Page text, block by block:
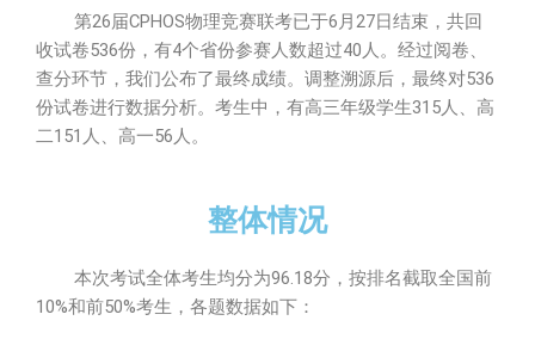
第26届CPHOS物理竞赛联考已于6月27日结束，共回
收试卷536份，有4个省份参赛人数超过40人。经过阅卷、
查分环节，我们公布了最终成绩。调整溯源后，最终对536
份试卷进行数据分析。考生中，有高三年级学生315人、高
二151人、高一56人。
整体情况
本次考试全体考生均分为96.18分，按排名截取全国前
10%和前50%考生，各题数据如下：